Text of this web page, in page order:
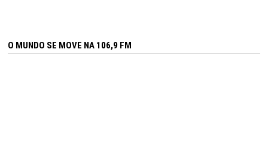
O MUNDO SE MOVE NA 106,9 FM